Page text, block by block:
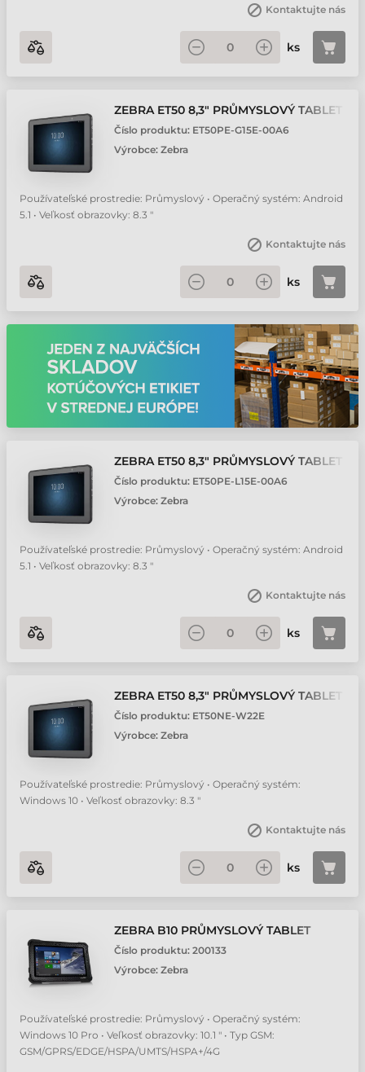
Kontaktujte nás
ks
ZEBRA ET50 8,3" PRŮMYSLOVÝ TABLET
Číslo produktu: ET50PE-G15E-00A6
Výrobce: Zebra
Používateľské prostredie: Průmyslový • Operačný systém: Android
5.1 • Veľkosť obrazovky: 8.3 "
Kontaktujte nás
ks
ZEBRA ET50 8,3" PRŮMYSLOVÝ TABLET
Číslo produktu: ET50PE-L15E-00A6
Výrobce: Zebra
Používateľské prostredie: Průmyslový • Operačný systém: Android
5.1 • Veľkosť obrazovky: 8.3 "
Kontaktujte nás
ks
ZEBRA ET50 8,3" PRŮMYSLOVÝ TABLET
Číslo produktu: ET50NE-W22E
Výrobce: Zebra
Používateľské prostredie: Průmyslový • Operačný systém:
Windows 10 • Veľkosť obrazovky: 8.3 "
Kontaktujte nás
ks
ZEBRA B10 PRŮMYSLOVÝ TABLET
Číslo produktu: 200133
Výrobce: Zebra
Používateľské prostredie: Průmyslový • Operačný systém:
Windows 10 Pro • Veľkosť obrazovky: 10.1 " • Typ GSM:
GSM/GPRS/EDGE/HSPA/UMTS/HSPA+/4G